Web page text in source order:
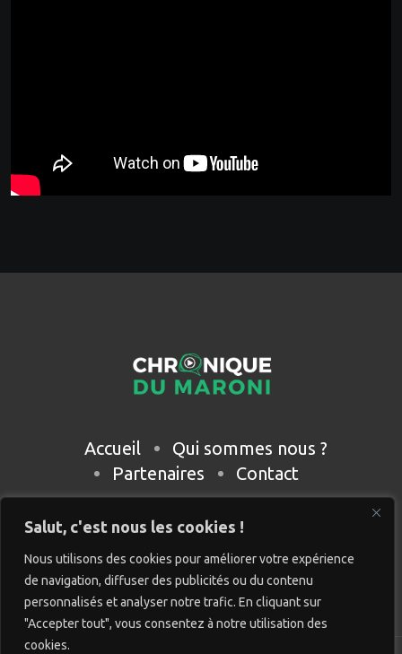
Salut, c'est nous les cookies !
Nous utilisons des cookies pour améliorer votre expérience
de navigation, diffuser des publicités ou du contenu
personnalisés et analyser notre trafic. En cliquant sur
"Accepter tout", vous consentez à notre utilisation des
cookies.
Accueil
Qui sommes nous ?
Partenaires
Contact